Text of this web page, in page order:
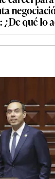
qué lo